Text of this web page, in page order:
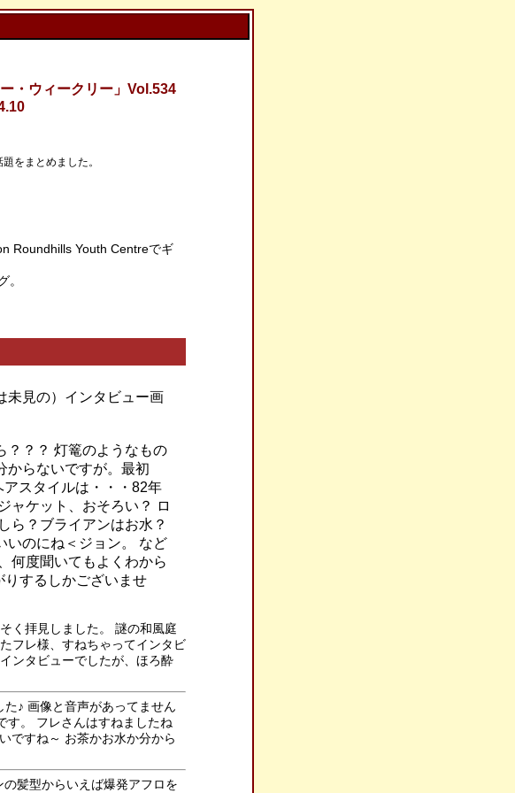
ー・ウィークリー」Vol.534
をまとめました。
Roundhills Youth Centreでギ
。
未見の）インタビュー画
？？？ 灯篭のようなもの
からないですが。最初
スタイルは・・・82年
ャケット、おそろい？ ロ
ら？ブライアンはお水？
いのにね＜ジョン。 など
何度聞いてもよくわから
りするしかございませ
く拝見しました。 謎の和風庭
フレ様、すねちゃってインタビ
ンタビューでしたが、ほろ酔
♪ 画像と音声があってません
す。 フレさんはすねましたね
ですね～ お茶かお水か分から
髪型からいえば爆発アフロを